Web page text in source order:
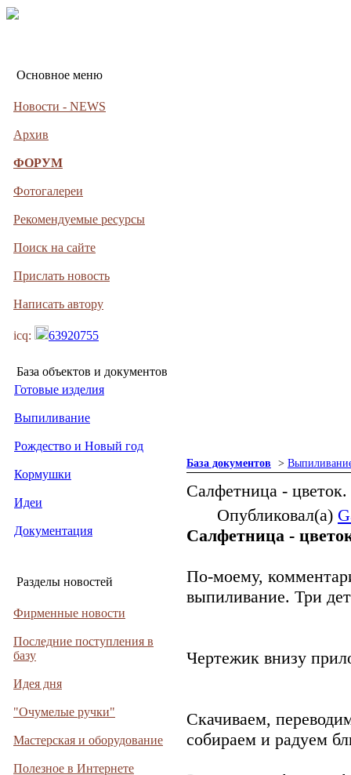
Основное меню
Новости - NEWS
Архив
ФОРУМ
Фотогалереи
Рекомендуемые ресурсы
Поиск на сайте
Прислать новость
Написать автору
icq: 63920755
База объектов и документов
Готовые изделия
Выпиливание
Рождество и Новый год
Кормушки
Идеи
Документация
Разделы новостей
Фирменные новости
Последние поступления в
базу
Идея дня
"Очумелые ручки"
Мастерская и оборудование
Полезное в Интернете
База документов >
Салфетница - цветок.
Опубликовал(а)
Салфетница -
По-моему,
выпиливание. Три
Чертежик внизу
Скачиваем,
собираем и радуем